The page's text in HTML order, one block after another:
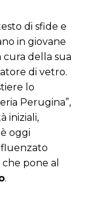
di sfide e
in giovane
cura della sua
di vetro.
lo
Perugina”,
iniziali,
oggi
pone al
.